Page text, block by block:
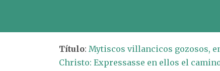
Título: Mytiscos villancicos gozosos,
Christo: Expressasse en ellos el